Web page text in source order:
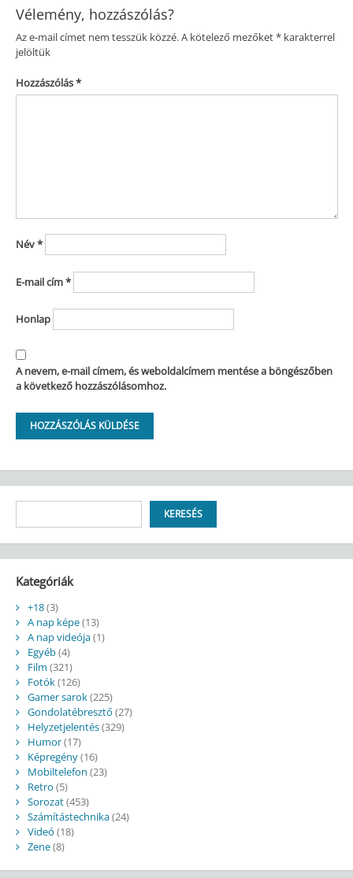
Vélemény, hozzászólás?
Az e-mail címet nem tesszük közzé.A kötelező mezőket*karakterrel
jelöltük
Hozzászólás*
Név*
E-mail cím*
Honlap
A nevem, e-mail címem, és weboldalcímem mentése a böngészőben
a következő hozzászólásomhoz.
KERESÉS
Kategóriák
+18(3)
A nap képe(13)
A nap videója(1)
Egyéb(4)
Film (321)
Fotók(126)
Gamer sarok(225)
Gondolatébresztő (27)
Helyzetjelentés(329)
Humor(17)
Képregény(16)
Mobiltelefon (23)
Retro (5)
Sorozat(453)
Számítástechnika(24)
Videó (18)
Zene(8)